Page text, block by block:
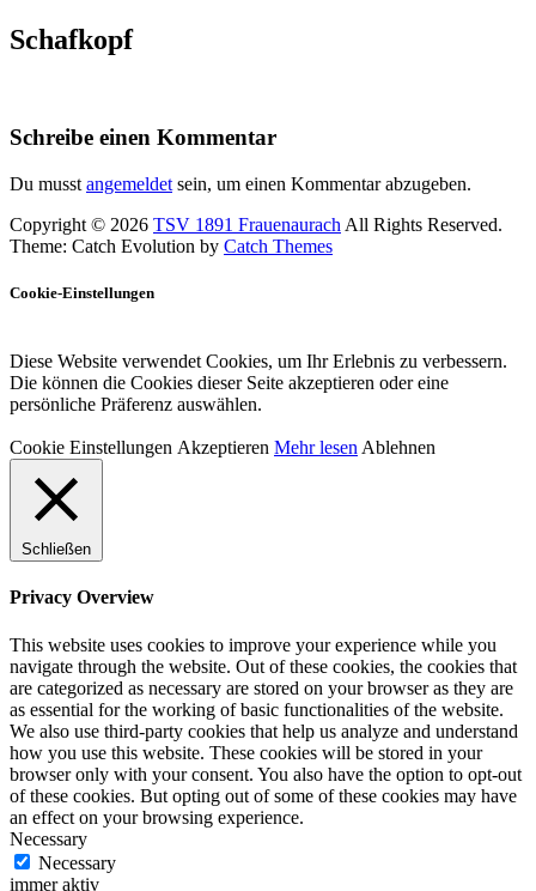
Schafkopf
Schreibe einen Kommentar
Du musst angemeldet sein, um einen Kommentar abzugeben.
Copyright © 2026 TSV 1891 Frauenaurach All Rights Reserved.
Theme: Catch Evolution by Catch Themes
Cookie-Einstellungen
Diese Website verwendet Cookies, um Ihr Erlebnis zu verbessern.
Die können die Cookies dieser Seite akzeptieren oder eine
persönliche Präferenz auswählen.
Cookie Einstellungen Akzeptieren Mehr lesen Ablehnen
Schließen
Privacy Overview
This website uses cookies to improve your experience while you
navigate through the website. Out of these cookies, the cookies that
are categorized as necessary are stored on your browser as they are
as essential for the working of basic functionalities of the website.
We also use third-party cookies that help us analyze and understand
how you use this website. These cookies will be stored in your
browser only with your consent. You also have the option to opt-out
of these cookies. But opting out of some of these cookies may have
an effect on your browsing experience.
Necessary
Necessary
immer aktiv